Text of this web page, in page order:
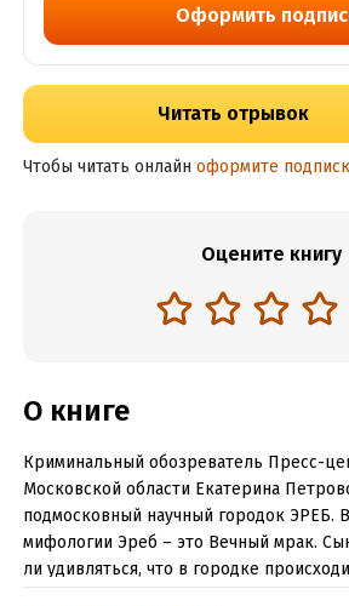
Оформить
Читать отрывок
Чтобы читать онлайн оформите
Оцените книгу
О книге
Криминальный обозреватель Пресс-
Московской области Екатерина
подмосковный научный городок ЭРЕБ.
мифологии Эреб – это Вечный мрак.
ли удивляться, что в городке